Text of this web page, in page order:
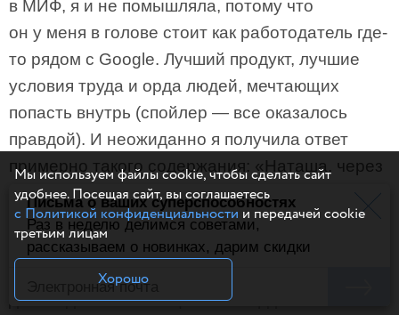
в МИФ, я и не помышляла, потому что
он у меня в голове стоит как работодатель где-
то рядом с Google. Лучший продукт, лучшие
условия труда и орда людей, мечтающих
попасть внутрь (спойлер — все оказалось
правдой). И неожиданно я получила ответ
примерно такого содержания: «Наташа, через
3 дня у нас откроется вакансия». И понеслось:
собеседования, тестовое, скрещенные пальцы
на всех конечностях. Что-то из этого
сработало, и весной 2023-го я получила
долгожданное сообщение с сердечками
Письма о ваших суперспособностях
Раз в неделю делимся советами,
рассказываем о новинках, дарим скидки
Мы используем файлы cookie, чтобы сделать сайт
удобнее. Посещая сайт, вы соглашаетесь
с Политикой конфиденциальностии передачей cookie
третьим лицам
Хорошо